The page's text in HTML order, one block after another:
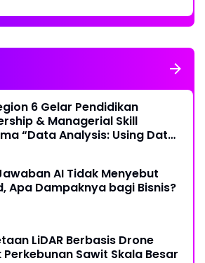
6 Gelar Pendidikan
& Managerial Skill
“Data Analysis: Using Data
AI Tidak Menyebut
Apa Dampaknya bagi Bisnis?
LiDAR Berbasis Drone
Perkebunan Sawit Skala Besar